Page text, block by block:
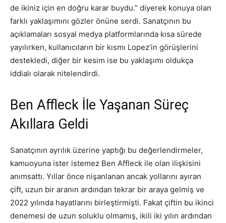
de ikiniz için en doğru karar buydu.” diyerek konuya olan
farklı yaklaşımını gözler önüne serdi. Sanatçının bu
açıklamaları sosyal medya platformlarında kısa sürede
yayılırken, kullanıcıların bir kısmı Lopez’in görüşlerini
destekledi, diğer bir kesim ise bu yaklaşımı oldukça
iddialı olarak nitelendirdi.
Ben Affleck İle Yaşanan Süreç
Akıllara Geldi
Sanatçının ayrılık üzerine yaptığı bu değerlendirmeler,
kamuoyuna ister istemez Ben Affleck ile olan ilişkisini
anımsattı. Yıllar önce nişanlanan ancak yollarını ayıran
çift, uzun bir aranın ardından tekrar bir araya gelmiş ve
2022 yılında hayatlarını birleştirmişti. Fakat çiftin bu ikinci
denemesi de uzun soluklu olmamış, ikili iki yılın ardından